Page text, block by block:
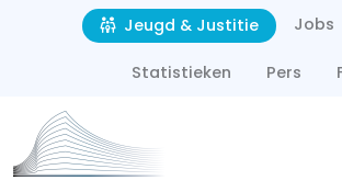
Overslaan en naar de inhoud gaan
SecondJeugd & Justitie Jobs
Statistieken Pers